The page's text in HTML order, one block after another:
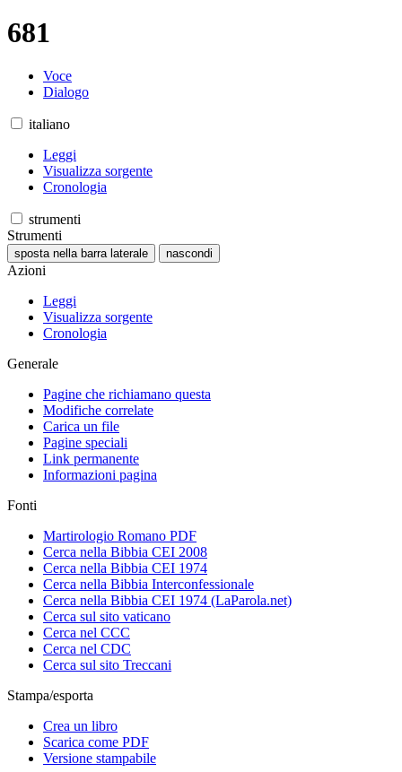
681
Voce
Dialogo
italiano
Leggi
Visualizza sorgente
Cronologia
strumenti
Strumenti
sposta nella barra laterale nascondi
Azioni
Leggi
Visualizza sorgente
Cronologia
Generale
Pagine che richiamano questa
Modifiche correlate
Carica un file
Pagine speciali
Link permanente
Informazioni pagina
Fonti
Martirologio Romano PDF
Cerca nella Bibbia CEI 2008
Cerca nella Bibbia CEI 1974
Cerca nella Bibbia Interconfessionale
Cerca nella Bibbia CEI 1974 (LaParola.net)
Cerca sul sito vaticano
Cerca nel CCC
Cerca nel CDC
Cerca sul sito Treccani
Stampa/esporta
Crea un libro
Scarica come PDF
Versione stampabile